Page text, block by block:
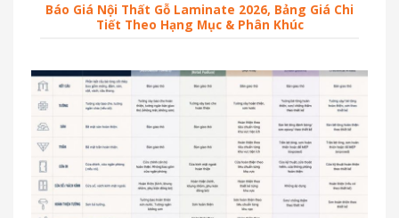
Báo Giá Nội Thất Gỗ Laminate 2026, Bảng Giá Chi
Tiết Theo Hạng Mục & Phân Khúc